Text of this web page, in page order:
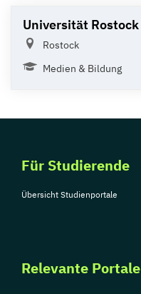
Universität Rostock
Rostock
Medien & Bildung
Für Studierende
Übersicht Studienportale
Relevante Portale